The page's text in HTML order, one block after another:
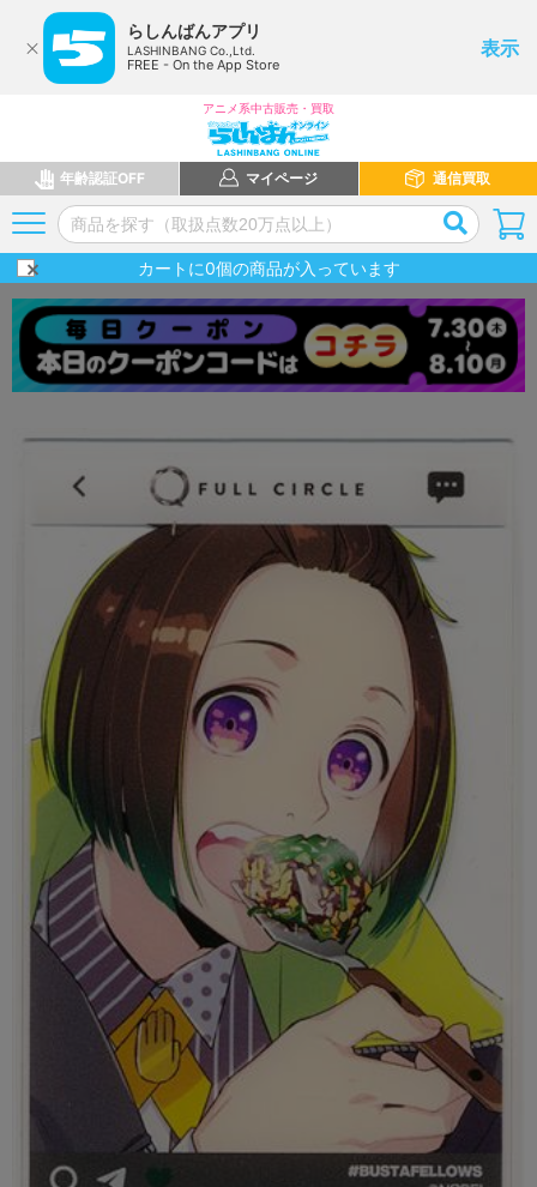
らしんばんアプリ
LASHINBANG Co.,Ltd.
FREE - On the App Store
表示
アニメ系中古販売・買取
年齢認証OFF マイページ 通信買取
カートに0個の商品が入っています